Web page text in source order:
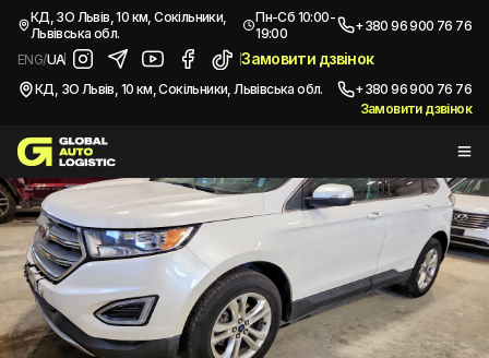
КД, ЗО Львів, 10 км, Сокільники,
Львівська обл.
Пн-Сб 10:00-
19:00
+380 96 900 76 76
ENG/UA Замовити дзвінок
КД, ЗО Львів, 10 км, Сокільники, Львівська обл.
+380 96 900 76 76
Замовити дзвінок
Автомобілі з США/2015 FORD EDGE SEL
КупитиFORD EDGE SEL2015